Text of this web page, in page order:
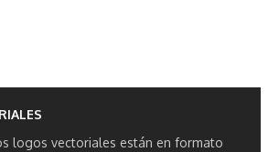
logos vectoriales están en formato